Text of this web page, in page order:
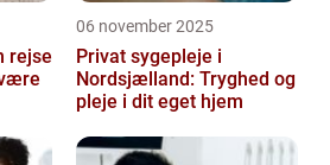
rejse
06 november 2025
Privat sygepleje i
Nordsjælland: Tryghed og
pleje i dit eget hjem